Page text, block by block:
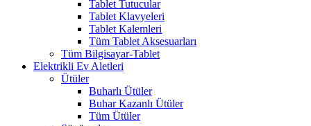
Tablet Tutucular
Tablet Klavyeleri
Tablet Kalemleri
Tüm Tablet Aksesuarları
Tüm Bilgisayar-Tablet
Elektrikli Ev Aletleri
Ütüler
Buharlı Ütüler
Buhar Kazanlı Ütüler
Tüm Ütüler